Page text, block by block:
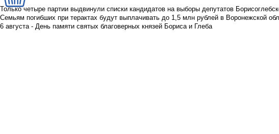
Только четыре партии выдвинули списки кандидатов на выборы депутатов
Семьям погибших при терактах будут выплачивать до 1,5 млн рублей в Воронежской
6 августа - День памяти святых благоверных князей Бориса и Глеба